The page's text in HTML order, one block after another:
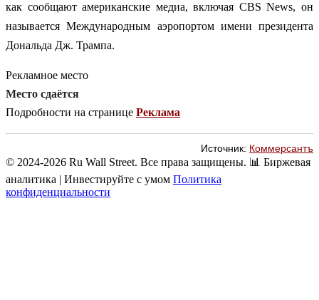
как сообщают американские медиа, включая CBS News, он
называется Международным аэропортом имени президента
Дональда Дж. Трампа.
Рекламное место
Место сдаётся
Подробности на странице Реклама
Источник: Коммерсантъ
© 2024-2026 Ru Wall Street. Все права защищены. 📊 Биржевая
аналитика | Инвестируйте с умом Политика
конфиденциальности